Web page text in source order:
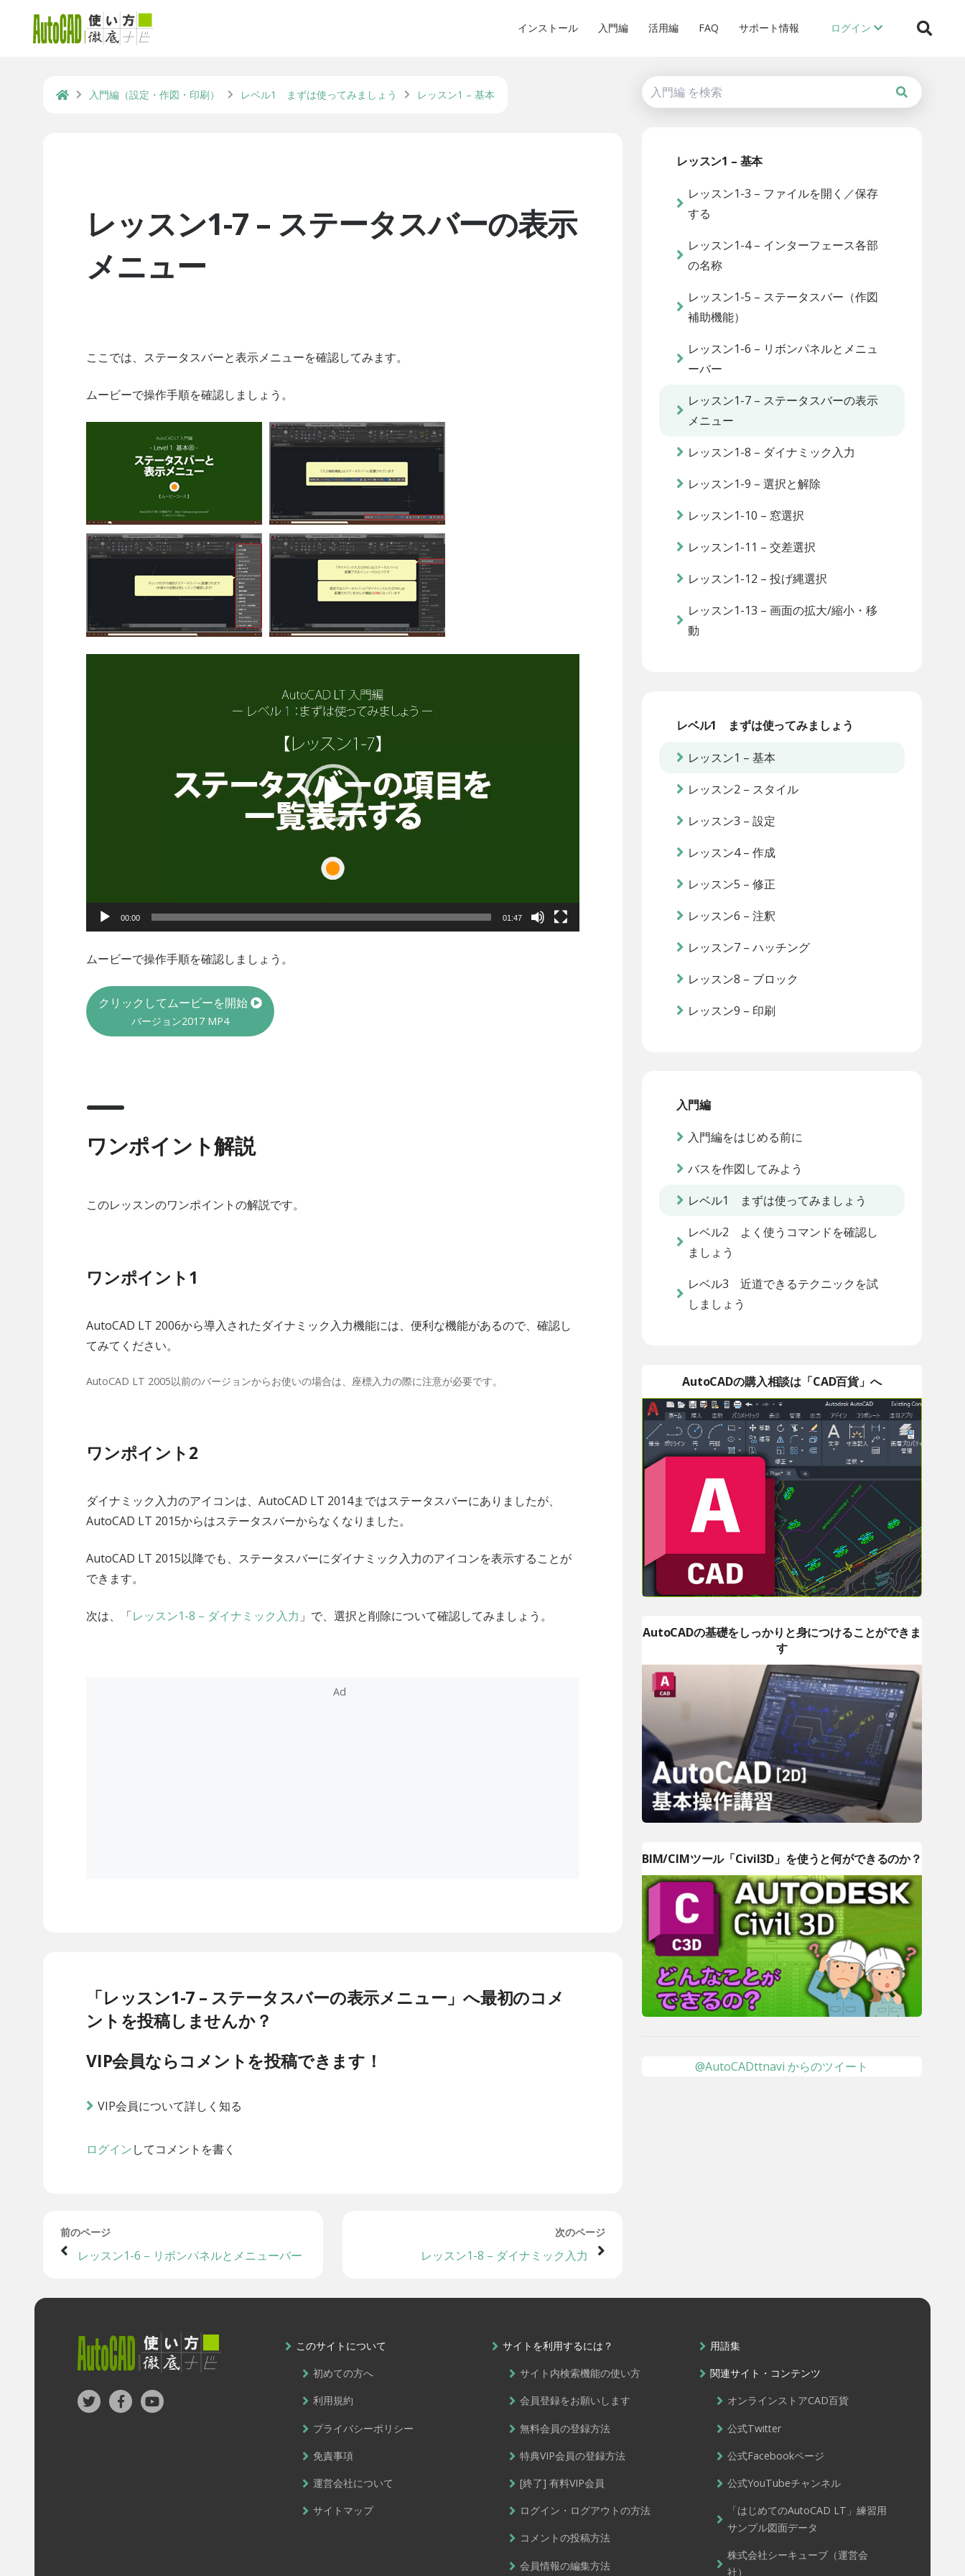
インストール 入門編 活用編 FAQ サポート情報 ログイン
入門編（設定・作図・印刷） レベル1 まずは使ってみましょう レッスン1 – 基本
レッスン1-7 – ステータスバーの表示
メニュー
ここでは、ステータスバーと表示メニューを確認してみます。
ムービーで操作手順を確認しましょう。
00:00 01:47
ムービーで操作手順を確認しましょう。
クリックしてムービーを開始
バージョン2017 MP4
ワンポイント解説
このレッスンのワンポイントの解説です。
ワンポイント1
AutoCAD LT 2006から導入されたダイナミック入力機能には、便利な機能があるので、確認し
てみてください。
AutoCAD LT 2005以前のバージョンからお使いの場合は、座標入力の際に注意が必要です。
ワンポイント2
ダイナミック入力のアイコンは、AutoCAD LT 2014まではステータスバーにありましたが、
AutoCAD LT 2015からはステータスバーからなくなりました。
AutoCAD LT 2015以降でも、ステータスバーにダイナミック入力のアイコンを表示することが
できます。
次は、「レッスン1-8 – ダイナミック入力 」で、選択と削除について確認してみましょう。
「レッスン1-7 – ステータスバーの表示メニュー」へ最初のコメ
ントを投稿しませんか？
VIP会員ならコメントを投稿できます！
VIP会員について詳しく知る
ログインしてコメントを書く
前のページ
レッスン1-6 – リボンパネルとメニューバー
次のページ
レッスン1-8 – ダイナミック入力
レッスン1 – 基本
レッスン1-3 – ファイルを開く／保存
する
レッスン1-4 – インターフェース各部
の名称
レッスン1-5 – ステータスバー（作図
補助機能）
レッスン1-6 – リボンパネルとメニュ
ーバー
レッスン1-7 – ステータスバーの表示
メニュー
レッスン1-8 – ダイナミック入力
レッスン1-9 – 選択と解除
レッスン1-10 – 窓選択
レッスン1-11 – 交差選択
レッスン1-12 – 投げ縄選択
レッスン1-13 – 画面の拡大/縮小・移
動
レベル1 まずは使ってみましょう
レッスン1 – 基本
レッスン2 – スタイル
レッスン3 – 設定
レッスン4 – 作成
レッスン5 – 修正
レッスン6 – 注釈
レッスン7 – ハッチング
レッスン8 – ブロック
レッスン9 – 印刷
入門編
入門編をはじめる前に
バスを作図してみよう
レベル1 まずは使ってみましょう
レベル2 よく使うコマンドを確認し
ましょう
レベル3 近道できるテクニックを試
しましょう
AutoCADの購入相談は「CAD百貨」へ
AutoCADの基礎をしっかりと身につけることができま
す
BIM/CIMツール「Civil3D」を使うと何ができるのか？
@AutoCADttnavi からのツイート
このサイトについて
初めての方へ
利用規約
プライバシーポリシー
免責事項
運営会社について
サイトマップ
サイトを利用するには？
サイト内検索機能の使い方
会員登録をお願いします
無料会員の登録方法
特典VIP会員の登録方法
[終了] 有料VIP会員
ログイン・ログアウトの方法
コメントの投稿方法
会員情報の編集方法
用語集
関連サイト・コンテンツ
オンラインストアCAD百貨
公式Twitter
公式Facebookページ
公式YouTubeチャンネル
「はじめてのAutoCAD LT」練習用
サンプル図面データ
株式会社シーキューブ（運営会
社）